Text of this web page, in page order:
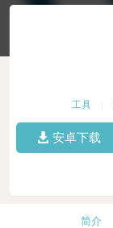
工具
安卓下载
简介